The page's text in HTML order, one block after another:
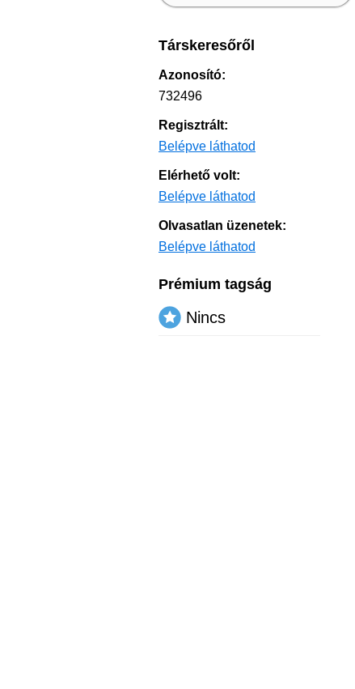
Társkeresőről
Azonosító:
732496
Regisztrált:
Belépve láthatod
Elérhető volt:
Belépve láthatod
Olvasatlan üzenetek:
Belépve láthatod
Prémium tagság
Nincs